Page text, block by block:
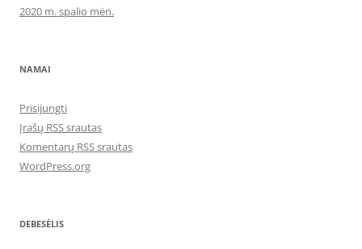
2020 m. spalio mėn.
NAMAI
Prisijungti
Įrašų RSS srautas
Komentarų RSS srautas
WordPress.org
DEBESĖLIS